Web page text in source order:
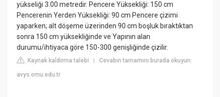
yükseliği 3.00 metredir. Pencere Yüksekliği: 150 cm
Pencerenin Yerden Yüksekliği: 90 cm Pencere çizimi
yaparken; alt döşeme üzerinden 90 cm boşluk bıraktıktan
sonra 150 cm yüksekliğinde ve Yapının alan
durumu/ihtiyaca göre 150-300 genişliğinde çizilir.
Kaynak kaldırma talebi |Cevabın tamamını burada okuyun:
avys.omu.edu.tr